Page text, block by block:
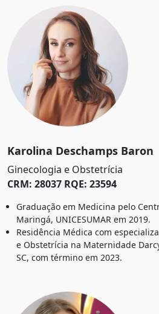
Karolina Deschamps Baron
Ginecologia e Obstetrícia
CRM: 28037 RQE: 23594
Graduação em Medicina pelo
Maringá, UNICESUMAR em 2019.
Residência Médica com
e Obstetrícia na Maternidade
SC, com término em 2023.